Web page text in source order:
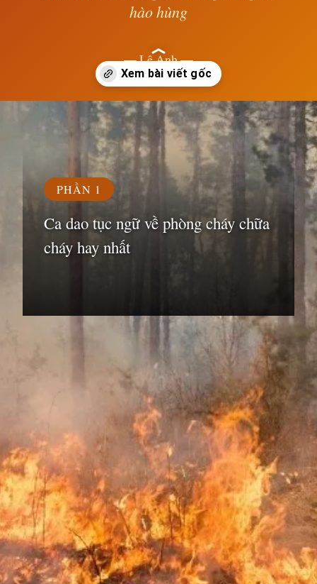
hào hùng
— Lê Anh —
Đang mở https://susach.edu.vn/ca-dao-tuc-ngu-ve-phong-chay-chua-chay
PHẦN 1
Ca dao tục ngữ về phòng cháy chữa
cháy hay nhất